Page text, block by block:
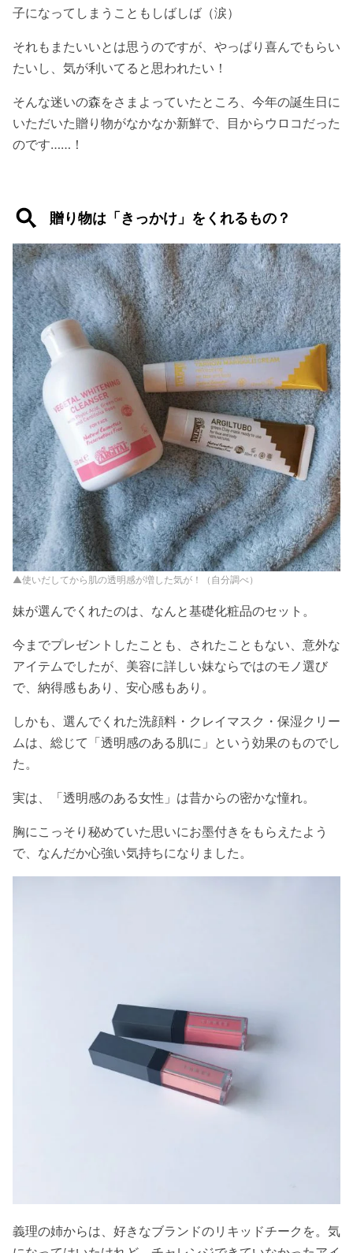
子になってしまうこともしばしば（涙）
それもまたいいとは思うのですが、やっぱり喜んでもらい
たいし、気が利いてると思われたい！
そんな迷いの森をさまよっていたところ、今年の誕生日に
いただいた贈り物がなかなか新鮮で、目からウロコだった
のです……！
贈り物は「きっかけ」をくれるもの？
▲使いだしてから肌の透明感が増した気が！（自分調べ）
妹が選んでくれたのは、なんと基礎化粧品のセット。
今までプレゼントしたことも、されたこともない、意外な
アイテムでしたが、美容に詳しい妹ならではのモノ選び
で、納得感もあり、安心感もあり。
しかも、選んでくれた洗顔料・クレイマスク・保湿クリー
ムは、総じて「透明感のある肌に」という効果のものでし
た。
実は、「透明感のある女性」は昔からの密かな憧れ。
胸にこっそり秘めていた思いにお墨付きをもらえたよう
で、なんだか心強い気持ちになりました。
義理の姉からは、好きなブランドのリキッドチークを。気